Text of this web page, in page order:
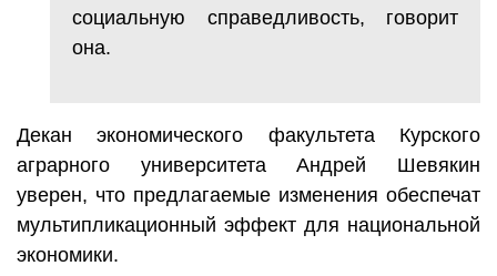
социальную справедливость, говорит
она.
Декан экономического факультета Курского
аграрного университета Андрей Шевякин
уверен, что предлагаемые изменения обеспечат
мультипликационный эффект для национальной
экономики.